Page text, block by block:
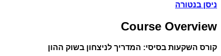
ניסן בנטורה
Course Overview
קורס השקעות בסיסי: המדריך לניצחון בשוק ההון